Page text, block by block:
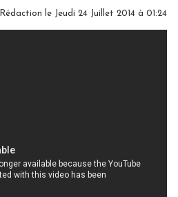
le Jeudi 24 Juillet 2014 à 01:24